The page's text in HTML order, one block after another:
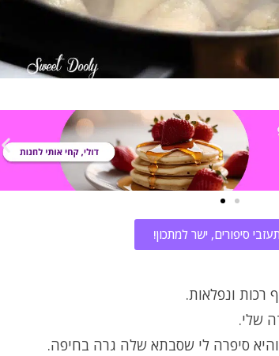
סיפורים, ישר למתכון!
רכות ונפלאות.
שלי.
סיפרה לי שסבתא שלה גרה בחיפה.